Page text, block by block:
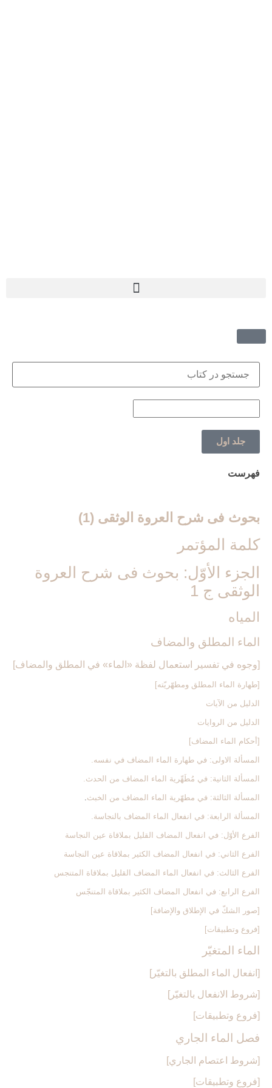
فهرست
جلد اول
بحوث فی شرح العروة الوثقی (1)
كلمة المؤتمر
الجزء الأوّل: بحوث فى شرح العروة
الوثقى ج 1
المياه‏
الماء المطلق والمضاف‏
[وجوه في تفسير استعمال لفظة «الماء» في المطلق والمضاف‏]
[طهارة الماء المطلق ومطهّريّته‏]
الدليل من الآيات
الدليل من الروايات
[أحكام الماء المضاف‏]
المسألة الاولى: في طهارة الماء المضاف في نفسه.
المسألة الثانية: في مُطَهِّرية الماء المضاف من الحدث.
المسألة الثالثة: في مطهّرية الماء المضاف من الخبث.
المسألة الرابعة: في انفعال الماء المضاف بالنجاسة.
الفرع الأوّل: في انفعال المضاف القليل بملاقاة عين النجاسة
الفرع الثاني: في انفعال المضاف الكثير بملاقاة عين النجاسة
الفرع الثالث: في انفعال الماء المضاف القليل بملاقاة المتنجس
الفرع الرابع: في انفعال المضاف الكثير بملاقاة المتنجّس
[صور الشكّ في الإطلاق والإضافة]
[فروع وتطبيقات‏]
الماء المتغيّر
[انفعال الماء المطلق بالتغيّر]
[شروط الانفعال بالتغيّر]
[فروع وتطبيقات‏]
فصل الماء الجاري‏
[شروط اعتصام الجاري‏]
[فروع وتطبيقات‏]